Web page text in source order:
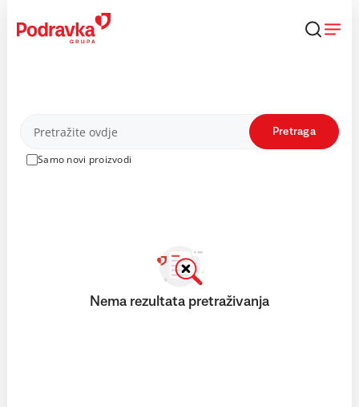
content
Proizvodi
Samo novi proizvodi
Pretraga
Nema rezultata pretraživanja